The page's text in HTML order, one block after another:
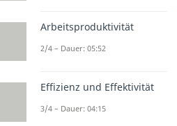
Arbeitsproduktivität
2/4 – Dauer: 05:52
Effizienz und Effektivität
3/4 – Dauer: 04:15